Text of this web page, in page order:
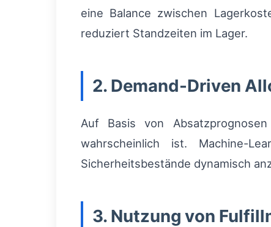
eine Balance zwischen
reduziert Standzeiten im Lager.
2. Demand-Driven
Auf Basis von
wahrscheinlich ist. Machine-
Sicherheitsbestände dynamisch
3. Nutzung von